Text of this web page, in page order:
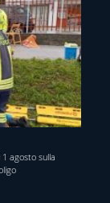
agosto sulla